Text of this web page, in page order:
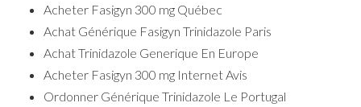
Acheter Fasigyn 300 mg Québec
Achat Générique Fasigyn Trinidazole Paris
Achat Trinidazole Generique En Europe
Acheter Fasigyn 300 mg Internet Avis
Ordonner Générique Trinidazole Le Portugal